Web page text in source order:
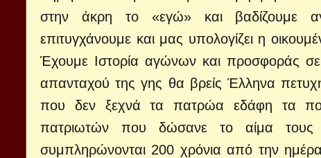
στην άκρη το «εγώ» και βαδίζουμε
επιτυγχάνουμε και μας υπολογίζει η
Έχουμε Ιστορία αγώνων και προσφοράς
απανταχού της γης θα βρείς Έλληνα
που δεν ξεχνά τα πατρώα εδάφη τα
πατριωτών που δώσανε το αίμα τους
συμπληρώνονται 200 χρόνια από την